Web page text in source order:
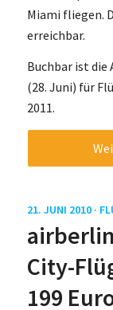
Miami fliegen.
erreichbar.
Buchbar ist
(28. Juni) für
2011.
21. JUNI 2010 ·
City-
199